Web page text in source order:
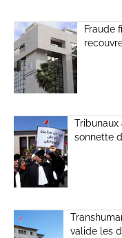
Fraude
Tribunaux
sonnette
valide les